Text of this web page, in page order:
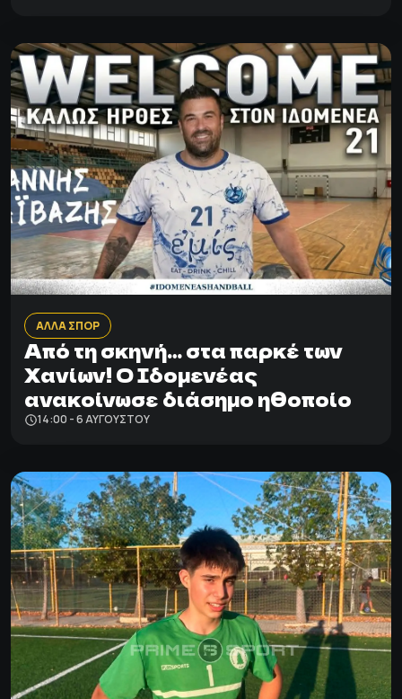
ΑΛΛΑ ΣΠΟΡ
Από τη σκηνή… στα παρκέ των
Χανίων! Ο Ιδομενέας
ανακοίνωσε διάσημο ηθοποίο
14:00 - 6 ΑΥΓΟΎΣΤΟΥ